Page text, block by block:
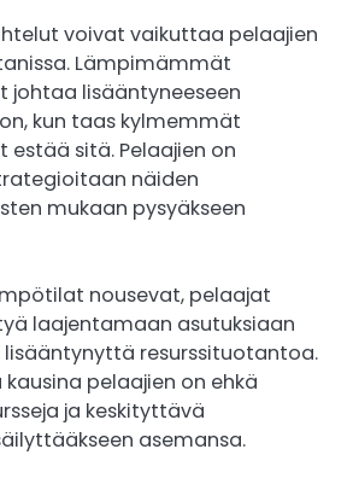
voivat vaikuttaa pelaajien
Lämpimämmät
lisääntyneeseen
kun taas kylmemmät
sitä. Pelaajien on
näiden
mukaan pysyäkseen
nousevat, pelaajat
laajentamaan asutuksiaan
resurssituotantoa.
pelaajien on ehkä
ja keskityttävä
asemansa.